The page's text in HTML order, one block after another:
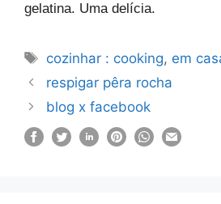
gelatina. Uma delícia.
Etiquetas
cozinhar : cooking, em
respigar pêra rocha
blog x facebook